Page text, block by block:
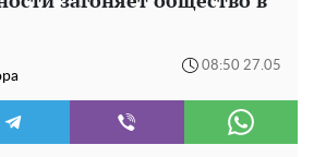
08:50 27.05